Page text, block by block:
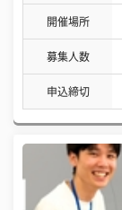
開催場所
募集人数
申込締切